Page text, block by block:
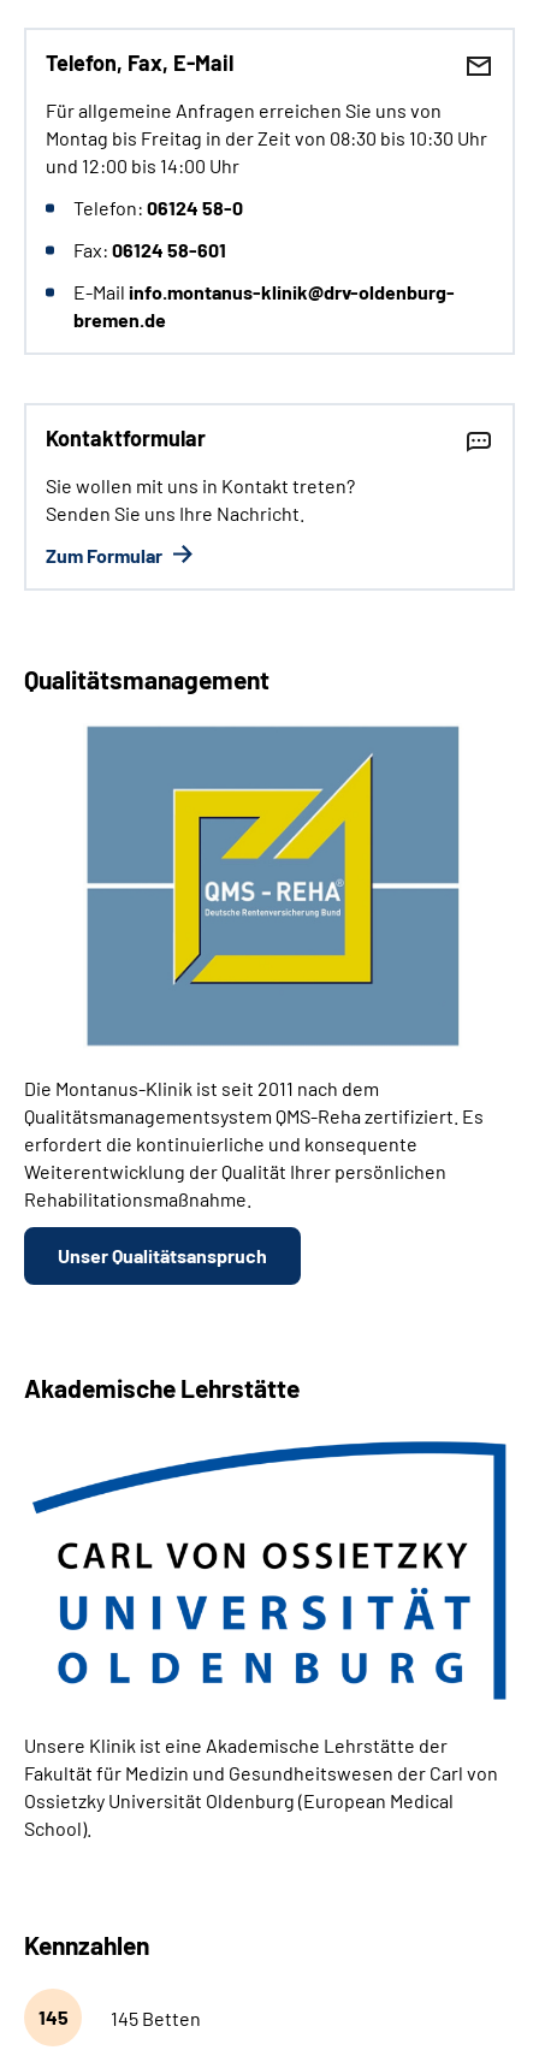
Telefon, Fax, E-Mail
Für allgemeine Anfragen erreichen Sie uns von
Montag bis Freitag in der Zeit von 08:30 bis 10:30 Uhr
und 12:00 bis 14:00 Uhr
Telefon: 06124 58-0
Fax: 06124 58-601
E-Mail info.montanus-klinik@drv-oldenburg-
bremen.de
Kontaktformular
Sie wollen mit uns in Kontakt treten?
Senden Sie uns Ihre Nachricht.
Zum Formular
Qualitätsmanagement
Die Montanus-Klinik ist seit 2011 nach dem
Qualitätsmanagementsystem QMS-Reha zertifiziert. Es
erfordert die kontinuierliche und konsequente
Weiterentwicklung der Qualität Ihrer persönlichen
Rehabilitationsmaßnahme.
Unser Qualitätsanspruch
Akademische Lehrstätte
Unsere Klinik ist eine Akademische Lehrstätte der
Fakultät für Medizin und Gesundheitswesen der Carl von
Ossietzky Universität Oldenburg (European Medical
School).
Kennzahlen
145 145 Betten